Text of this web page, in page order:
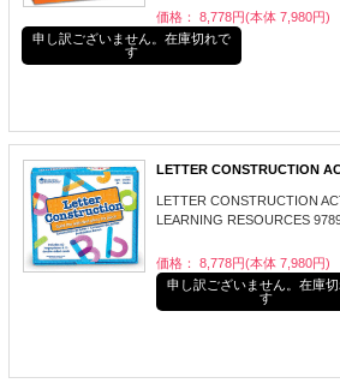
価格： 8,778円(本体 7,980円)
申し訳ございません。在庫切れで
す
LETTER CONSTRUCTION
LETTER CONSTRUCTION
LEARNING RESOURCES
価格： 8,778円(本体 7,980円)
申し訳ございません。在庫
す